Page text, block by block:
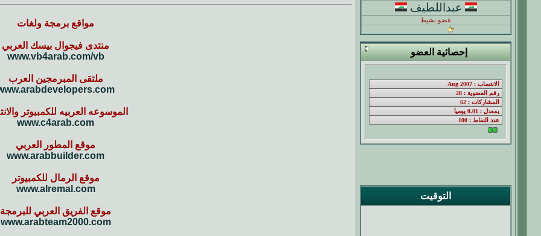
عبداللطيف
عضو نشيط
إحصائية العضو
التوقيت
مواقع برمجة ولغات
منتدى فيجوال بيسك العربي
www.vb4arab.com/vb
ملتقى المبرمجين العرب
الموسوعه العربيه للكمبيوتر
www.c4arab.com
موقع المطور العربي
www.arabbuilder.com
موقع الرمال للكمبيوتر
www.alremal.com
موقع الفريق العربي للبرمجة
www.arabteam2000.com